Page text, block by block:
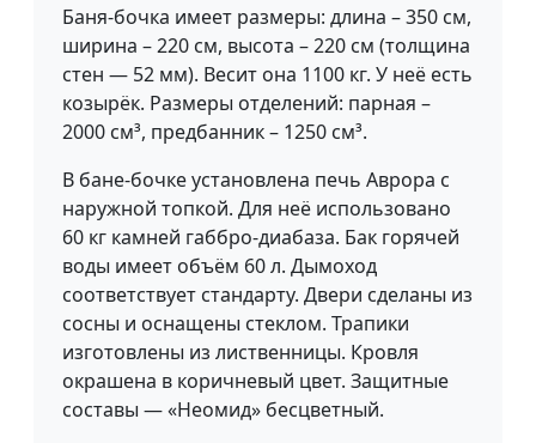
Баня-бочка имеет размеры: длина – 350 см,
ширина – 220 см, высота – 220 см (толщина
стен — 52 мм). Весит она 1100 кг. У неё есть
козырёк. Размеры отделений: парная –
2000 см³, предбанник – 1250 см³.
В бане-бочке установлена печь Аврора с
наружной топкой. Для неё использовано
60 кг камней габбро-диабаза. Бак горячей
воды имеет объём 60 л. Дымоход
соответствует стандарту. Двери сделаны из
сосны и оснащены стеклом. Трапики
изготовлены из лиственницы. Кровля
окрашена в коричневый цвет. Защитные
составы — «Неомид» бесцветный.